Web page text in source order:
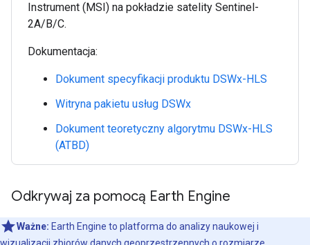
Instrument (MSI) na pokładzie satelity Sentinel-
2A/B/C.
Dokumentacja:
Dokument specyfikacji produktu DSWx-HLS
Witryna pakietu usług DSWx
Dokument teoretyczny algorytmu DSWx-HLS
(ATBD)
Odkrywaj za pomocą Earth Engine
Ważne: Earth Engine to platforma do analizy naukowej i